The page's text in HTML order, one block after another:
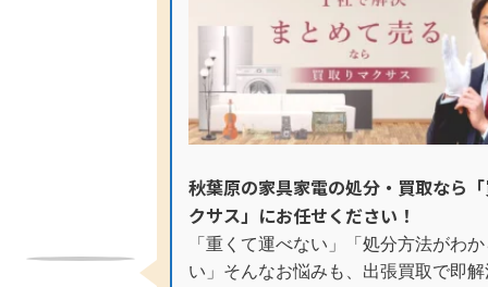
秋葉原の家具家電の処分・買取なら
クサス」にお任せください！
「重くて運べない」「処分方法がわ
い」そんなお悩みも、出張買取で即